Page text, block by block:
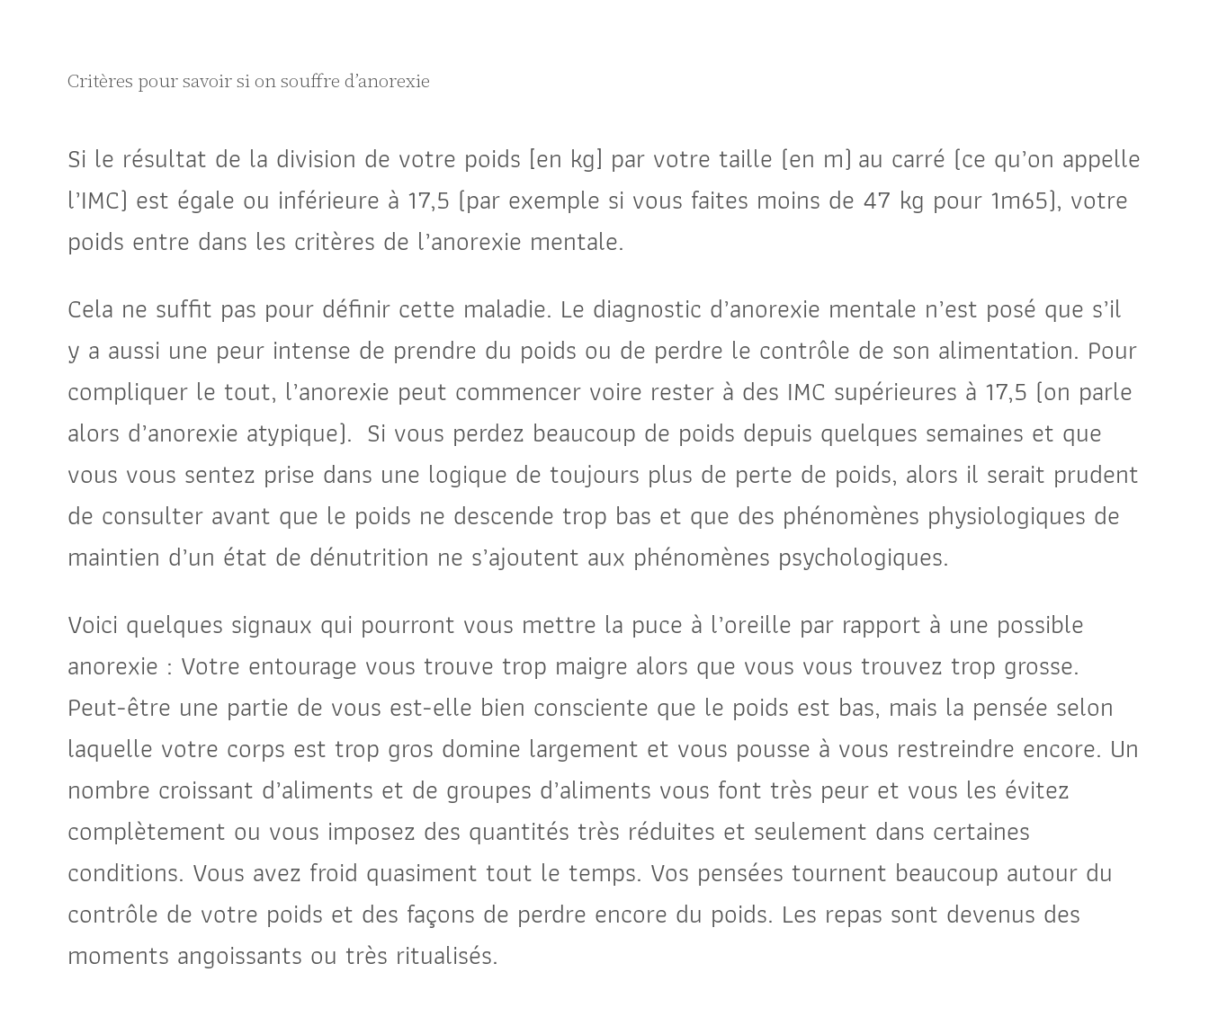
Critères pour savoir si on souffre d’anorexie
Si le résultat de la division de votre poids [en kg] par votre taille (en m) au carré (ce qu’on appelle
l’IMC) est égale ou inférieure à 17,5 (par exemple si vous faites moins de 47 kg pour 1m65), votre
poids entre dans les critères de l’anorexie mentale.
Cela ne suffit pas pour définir cette maladie. Le diagnostic d’anorexie mentale n’est posé que s’il
y a aussi une peur intense de prendre du poids ou de perdre le contrôle de son alimentation. Pour
compliquer le tout, l’anorexie peut commencer voire rester à des IMC supérieures à 17,5 (on parle
alors d’anorexie atypique). Si vous perdez beaucoup de poids depuis quelques semaines et que
vous vous sentez prise dans une logique de toujours plus de perte de poids, alors il serait prudent
de consulter avant que le poids ne descende trop bas et que des phénomènes physiologiques de
maintien d’un état de dénutrition ne s’ajoutent aux phénomènes psychologiques.
Voici quelques signaux qui pourront vous mettre la puce à l’oreille par rapport à une possible
anorexie : Votre entourage vous trouve trop maigre alors que vous vous trouvez trop grosse.
Peut-être une partie de vous est-elle bien consciente que le poids est bas, mais la pensée selon
laquelle votre corps est trop gros domine largement et vous pousse à vous restreindre encore. Un
nombre croissant d’aliments et de groupes d’aliments vous font très peur et vous les évitez
complètement ou vous imposez des quantités très réduites et seulement dans certaines
conditions. Vous avez froid quasiment tout le temps. Vos pensées tournent beaucoup autour du
contrôle de votre poids et des façons de perdre encore du poids. Les repas sont devenus des
moments angoissants ou très ritualisés.